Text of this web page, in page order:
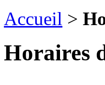
Accueil >
Horaires